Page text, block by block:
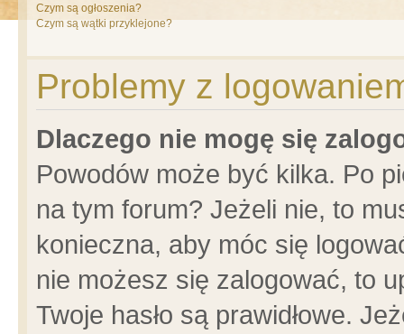
Czym są ogłoszenia?
Czym są wątki przyklejone?
Problemy z
Dlaczego nie mogę się
Powodów może być kilka. Po
na tym forum? Jeżeli nie, to
konieczna, aby móc się
nie możesz się zalogować, to
Twoje hasło są prawidłowe.